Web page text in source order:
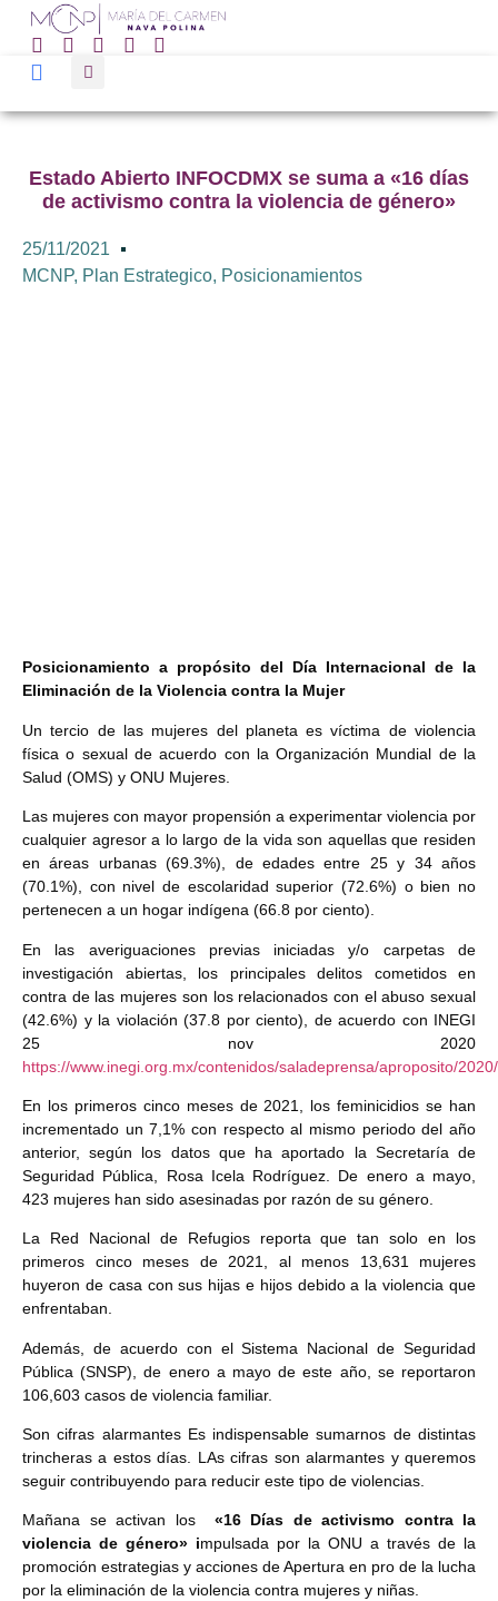
Estado Abierto INFOCDMX se suma a «16 días
de activismo contra la violencia de género»
25/11/2021
MCNP, Plan Estrategico, Posicionamientos
Posicionamiento a propósito del Día Internacional de la
Eliminación de la Violencia contra la Mujer
Un tercio de las mujeres del planeta es víctima de violencia
física o sexual de acuerdo con la Organización Mundial de la
Salud (OMS) y ONU Mujeres.
Las mujeres con mayor propensión a experimentar violencia por
cualquier agresor a lo largo de la vida son aquellas que residen
en áreas urbanas (69.3%), de edades entre 25 y 34 años
(70.1%) , con nivel de escolaridad superior (72.6%) o bien no
pertenecen a un hogar indígena (66.8 por ciento).
En las averiguaciones previas iniciadas y/o carpetas de
investigación abiertas, los principales delitos cometidos en
contra de las mujeres son los relacionados con el abuso sexual
(42.6%) y la violación (37.8 por ciento), de acuerdo con INEGI
25 nov 2020
https://www.inegi.org.mx/contenidos/saladeprensa/aproposito/
En los primeros cinco meses de 2021, los feminicidios se han
incrementado un 7,1% con respecto al mismo periodo del año
anterior, según los datos que ha aportado la Secretaría de
Seguridad Pública , Rosa Icela Rodríguez. De enero a mayo,
423 mujeres han sido asesinadas por razón de su género.
La Red Nacional de Refugios reporta que tan solo en los
primeros cinco meses de 2021, al menos 13,631 mujeres
huyeron de casa con sus hijas e hijos debido a la violencia que
enfrentaban.
Además, de acuerdo con el Sistema Nacional de Seguridad
Pública (SNSP), de enero a mayo de este año, se reportaron
106,603 casos de violencia familiar.
Son cifras alarmantes Es indispensable sumarnos de distintas
trincheras a estos días. LAs cifras son alarmantes y queremos
seguir contribuyendo para reducir este tipo de violencias.
Mañana se activan los «16 Días de activismo contra la
violencia de género» impulsada por la ONU a través de la
promoción estrategias y acciones de Apertura en pro de la lucha
por la eliminación de la violencia contra mujeres y niñas.